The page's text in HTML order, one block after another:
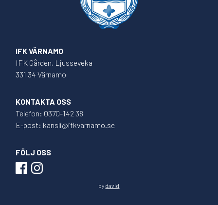
IFK VÄRNAMO
IFK Gården, Ljusseveka
331 34 Värnamo
KONTAKTA OSS
Telefon: 0370-142 38
E-post: kansli@ifkvarnamo.se
FÖLJ OSS
by david